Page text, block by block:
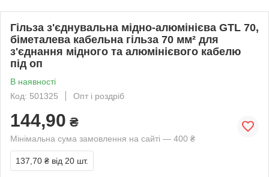
Гільза з'єднувальна мідно-алюмінієва GTL 70,
біметалева кабельна гільза 70 мм² для
з'єднання мідного та алюмінієвого кабелю
під оп
В наявності
Код: 501325
Опт і роздріб
144,90 ₴
Мінімальна сума замовлення на сайті — 400 ₴
137,70 ₴ від 20 шт.